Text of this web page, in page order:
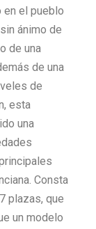
en el pueblo
ánimo de
de una
de una
de
esta
una
Consta
plazas, que
un modelo